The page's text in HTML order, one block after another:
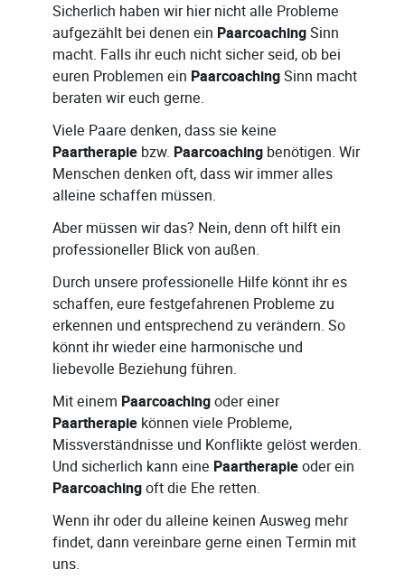
Sicherlich haben wir hier nicht alle Probleme
aufgezählt bei denen ein PaarcoachingSinn
macht. Falls ihr euch nicht sicher seid, ob bei
euren Problemen ein PaarcoachingSinn macht
beraten wir euch gerne.
Viele Paare denken, dass sie keine
Paartherapie bzw. Paarcoaching benötigen. Wir
Menschen denken oft, dass wir immer alles
alleine schaffen müssen.
Aber müssen wir das? Nein, denn oft hilft ein
professioneller Blick von außen.
Durch unsere professionelle Hilfe könnt ihr es
schaffen, eure festgefahrenen Probleme zu
erkennen und entsprechend zu verändern. So
könnt ihr wieder eine harmonische und
liebevolle Beziehung führen.
Mit einem Paarcoachingoder einer
Paartherapie können viele Probleme,
Missverständnisse und Konflikte gelöst werden.
Und sicherlich kann eine Paartherapieoder ein
Paarcoachingoft die Ehe retten.
Wenn ihr oder du alleine keinen Ausweg mehr
findet, dann vereinbare gerne einen Termin mit
uns.